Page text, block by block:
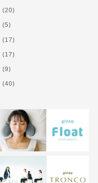
(20)
(5)
(17)
(17)
(9)
(40)